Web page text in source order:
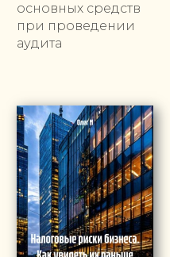
основных средств
при проведении
аудита